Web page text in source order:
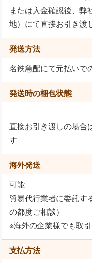
または入金確認後、弊
地）にて直接お引き渡
発送方法
名鉄急配にて元払いで
発送時の梱包状態
直接お引き渡しの場合
す
海外発送
可能
貿易代行業者に委託す
の都度ご相談）
※海外の企業様でも取
支払方法